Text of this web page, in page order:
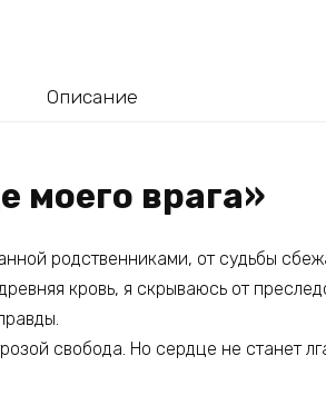
Описание
моего врага»
родственниками, от судьбы
кровь, я скрываюсь от
свобода. Но сердце не станет